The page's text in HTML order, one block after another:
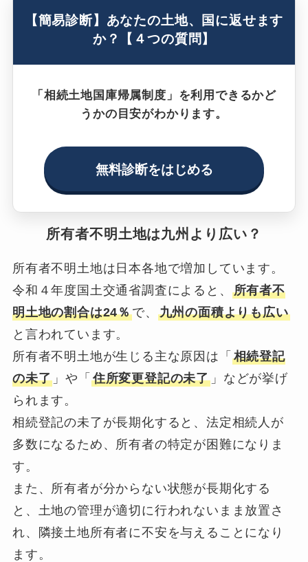
【簡易診断】あなたの土地、国に返せます
か？【４つの質問】
「相続土地国庫帰属制度」を利用できるかど
うかの目安がわかります。
無料診断をはじめる
所有者不明土地は九州より広い？
所有者不明土地は日本各地で増加しています。
令和４年度国土交通省調査によると、 所有者不
明土地の割合は24％で、 九州の面積よりも広い
と言われています。
所有者不明土地が生じる主な原因は「 相続登記
の未了 」や「 住所変更登記の未了 」などが挙げ
られます。
相続登記の未了が長期化すると、法定相続人が
多数になるため、所有者の特定が困難になりま
す。
また、所有者が分からない状態が長期化する
と、土地の管理が適切に行われないまま放置さ
れ、隣接土地所有者に不安を与えることになり
ます。